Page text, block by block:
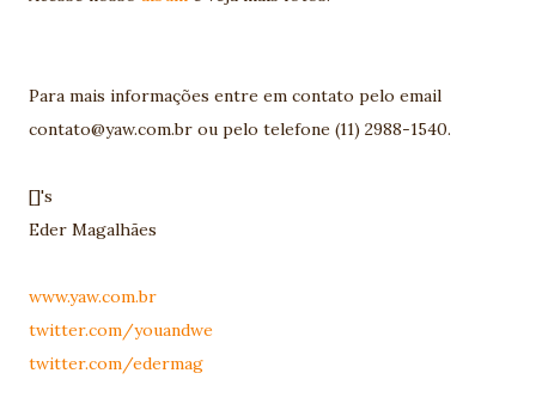
Para mais informações entre em contato pelo email
contato@yaw.com.br ou pelo telefone (11) 2988-1540.
[]'s
Eder Magalhães
www.yaw.com.br
twitter.com/youandwe
twitter.com/edermag